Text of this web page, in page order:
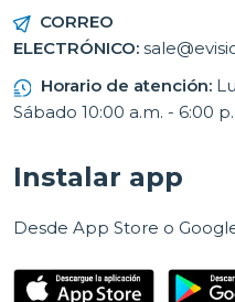
CORREO
ELECTRÓNICO:
Horario de atención:
Sábado 10:00 a.m. - 6:00
Instalar app
Desde App Store o